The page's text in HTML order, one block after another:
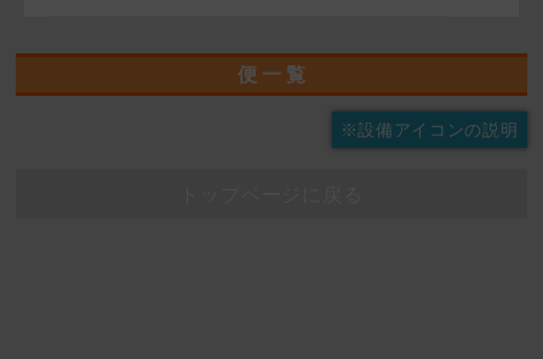
便 一 覧
※設備アイコンの説明